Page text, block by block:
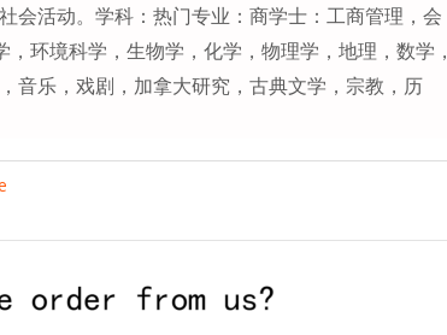
会活动。学科：热门专业：商学士：工商管理，会
环境科学，生物学，化学，物理学，地理，数学，
音乐，戏剧，加拿大研究，古典文学，宗教，历